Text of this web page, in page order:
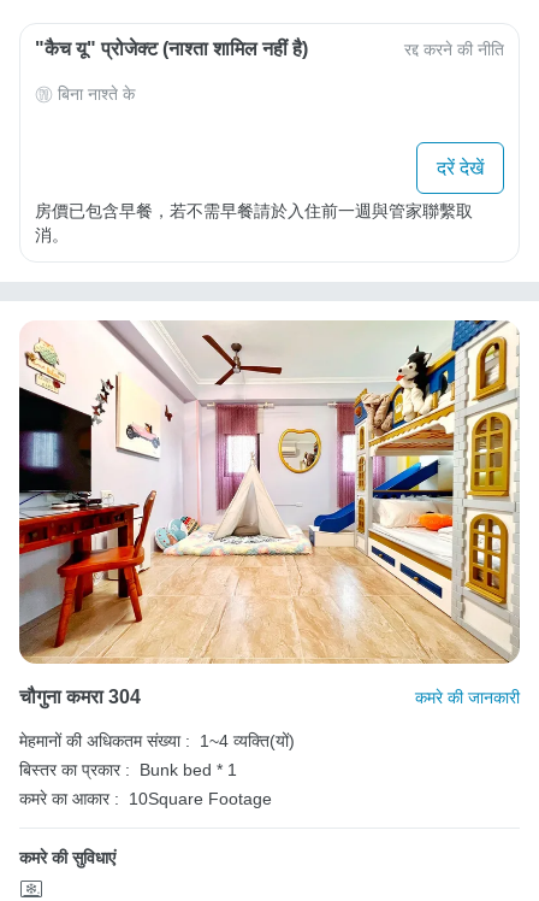
"कैच यू" प्रोजेक्ट (नाश्ता शामिल नहीं है) रद्द करने की नीति
बिना नाश्ते के
दरें देखें
房價已包含早餐，若不需早餐請於入住前一週與管家聯繫取
消。
चौगुना कमरा 304 कमरे की जानकारी
मेहमानों की अधिकतम संख्या :
1~4 व्यक्ति(यों)
बिस्तर का प्रकार :
Bunk bed * 1
कमरे का आकार :
10Square Footage
कमरे की सुविधाएं